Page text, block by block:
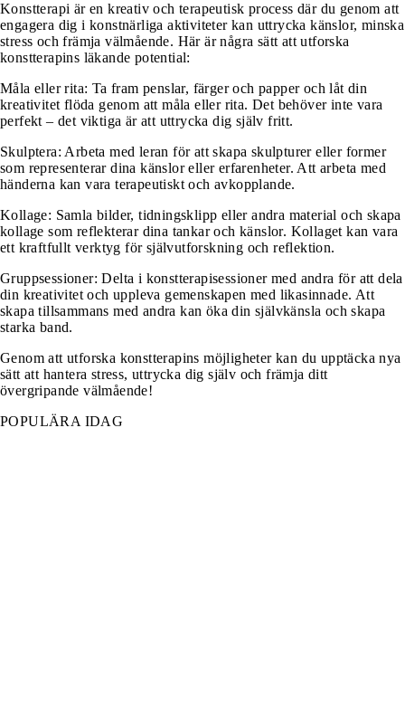
Konstterapi är en kreativ och terapeutisk process där du genom att
engagera dig i konstnärliga aktiviteter kan uttrycka känslor, minska
stress och främja välmående. Här är några sätt att utforska
konstterapins läkande potential:
Måla eller rita: Ta fram penslar, färger och papper och låt din
kreativitet flöda genom att måla eller rita. Det behöver inte vara
perfekt – det viktiga är att uttrycka dig själv fritt.
Skulptera: Arbeta med leran för att skapa skulpturer eller former
som representerar dina känslor eller erfarenheter. Att arbeta med
händerna kan vara terapeutiskt och avkopplande.
Kollage: Samla bilder, tidningsklipp eller andra material och skapa
kollage som reflekterar dina tankar och känslor. Kollaget kan vara
ett kraftfullt verktyg för självutforskning och reflektion.
Gruppsessioner: Delta i konstterapisessioner med andra för att dela
din kreativitet och uppleva gemenskapen med likasinnade. Att
skapa tillsammans med andra kan öka din självkänsla och skapa
starka band.
Genom att utforska konstterapins möjligheter kan du upptäcka nya
sätt att hantera stress, uttrycka dig själv och främja ditt
övergripande välmående!
POPULÄRA IDAG